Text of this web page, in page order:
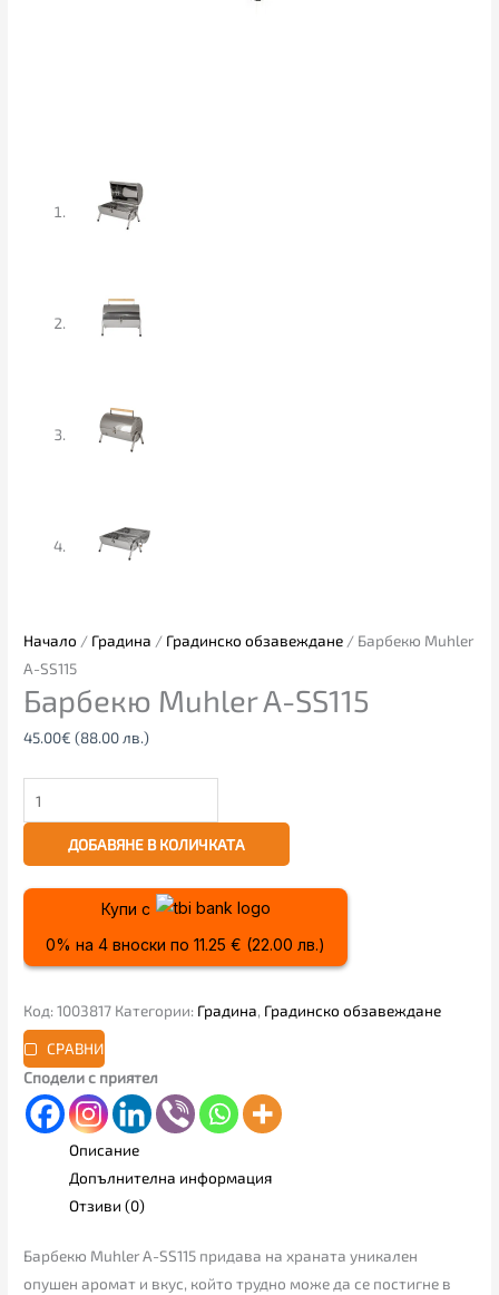
Начало / Градина / Градинско обзавеждане / Барбекю Muhler
A-SS115
Барбекю Muhler A-SS115
45.00€ (88.00 лв.)
ДОБАВЯНЕ В КОЛИЧКАТА
Купи с
0% на 4 вноски по 11.25 € (22.00 лв.)
Код:1003817 Категории: Градина, Градинско обзавеждане
СРАВНИ
Сподели с приятел
Описание
Допълнителна информация
Отзиви (0)
Барбекю Muhler A-SS115 придава на храната уникален
опушен аромат и вкус, който трудно може да се постигне в